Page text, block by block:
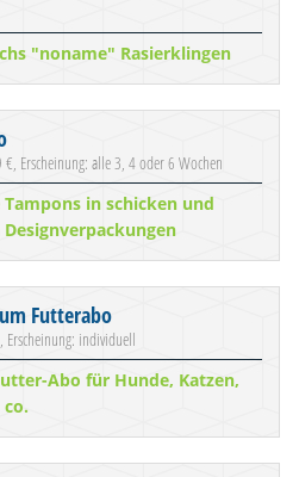
"noname" Rasierklingen
€, Erscheinung: alle 3, 4 oder 6 Wochen
in schicken und
Futterabo
Erscheinung: individuell
Abo für Hunde, Katzen,